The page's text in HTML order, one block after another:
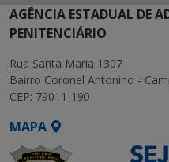
AGÊNCIA ESTADUAL DE
PENITENCIÁRIO
Rua Santa Maria 1307
Bairro Coronel Antonino -
CEP: 79011-190
MAPA